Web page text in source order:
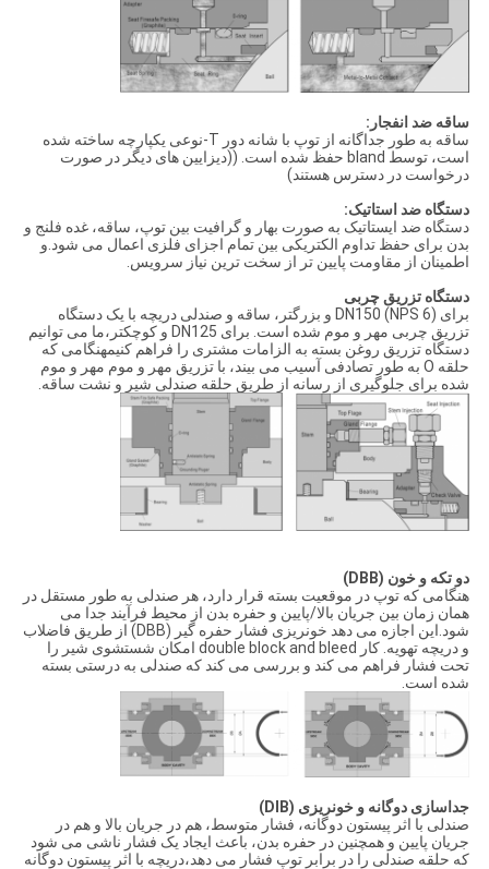
ساقه ضد انفجار:
ساقه به طور جداگانه از توپ با شانه دور T-نوعی یکپارچه ساخته شده
است، توسط bland حفظ شده است. ((دیزایین های دیگر در صورت
درخواست در دسترس هستند)
دستگاه ضد استاتیک:
دستگاه ضد ایستاتیک به صورت بهار و گرافیت بین توپ، ساقه، غده فلنج و
بدن برای حفظ تداوم الکتریکی بین تمام اجزای فلزی اعمال می شود.و
اطمینان از مقاومت پایین تر از سخت ترین نیاز سرویس.
دستگاه تزریق چربی
برای DN150 (NPS 6) و بزرگتر، ساقه و صندلی دریچه با یک دستگاه
تزریق چربی مهر و موم شده است. برای DN125 و کوچکتر،ما می توانیم
دستگاه تزریق روغن بسته به الزامات مشتری را فراهم کنیمهنگامی که
حلقه O به طور تصادفی آسیب می بیند، با تزریق مهر و موم مهر و موم
شده برای جلوگیری از رسانه از طریق حلقه صندلی شیر و نشت ساقه.
دو تکه و خون (DBB)
هنگامی که توپ در موقعیت بسته قرار دارد، هر صندلی به طور مستقل در
همان زمان بین جریان بالا/پایین و حفره بدن از محیط فرآیند جدا می
شود.این اجازه می دهد خونریزی فشار حفره گیر (DBB) از طریق فاضلاب
و دریچه تهویه. کار double block and bleed امکان شستشوی شیر را
تحت فشار فراهم می کند و بررسی می کند که صندلی به درستی بسته
شده است.
جداسازی دوگانه و خونریزی (DIB)
صندلی با اثر پیستون دوگانه، فشار متوسط، هم در جریان بالا و هم در
جریان پایین و همچنین در حفره بدن، باعث ایجاد یک فشار ناشی می شود
که حلقه صندلی را در برابر توپ فشار می دهد،دریچه با اثر پیستون دوگانه